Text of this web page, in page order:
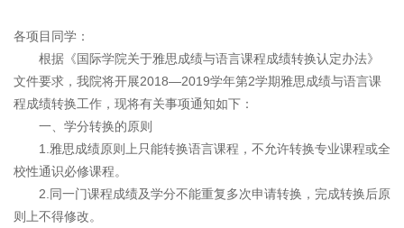
各项目同学：
根据《国际学院关于雅思成绩与语言课程成绩转换认定办法》
文件要求，我院将开展2018—2019学年第2学期雅思成绩与语言课
程成绩转换工作，现将有关事项通知如下：
一、学分转换的原则
1.雅思成绩原则上只能转换语言课程，不允许转换专业课程或全
校性通识必修课程。
2.同一门课程成绩及学分不能重复多次申请转换，完成转换后原
则上不得修改。